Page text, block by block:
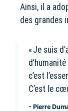
Ainsi, il a
des grandes
« Je suis
c’est
C’est le
- Pierre